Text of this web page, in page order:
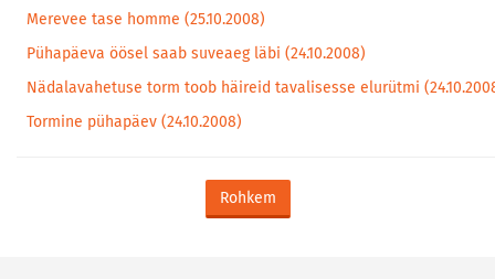
Merevee tase homme (25.10.2008)
Pühapäeva öösel saab suveaeg läbi (24.10.2008)
Nädalavahetuse torm toob häireid tavalisesse elurütmi
Tormine pühapäev (24.10.2008)
Rohkem